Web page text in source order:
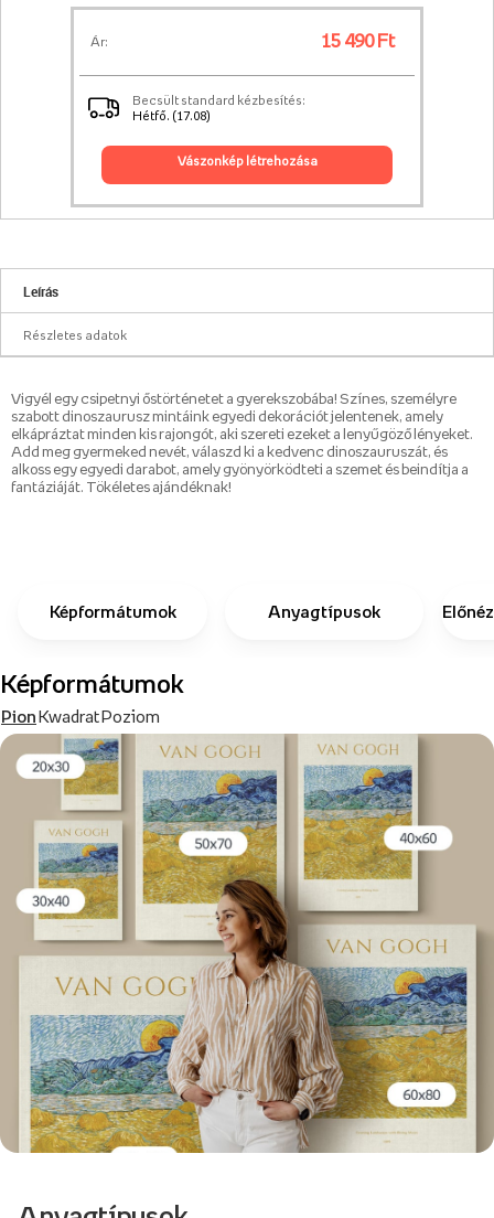
Ár: 15 490 Ft
Becsült standard kézbesítés:
Hétfő. (17.08)
vászonkép létrehozása
Leírás
Részletes adatok
Vigyél egy csipetnyi őstörténetet a gyerekszobába! Színes, személyre
szabott dinoszaurusz mintáink egyedi dekorációt jelentenek, amely
elkápráztat minden kis rajongót, aki szereti ezeket a lenyűgöző lényeket.
Add meg gyermeked nevét, válaszd ki a kedvenc dinoszauruszát, és
alkoss egy egyedi darabot, amely gyönyörködteti a szemet és beindítja a
fantáziáját. Tökéletes ajándéknak!
Képformátumok Anyagtípusok
Képformátumok
PionKwadratPoziom